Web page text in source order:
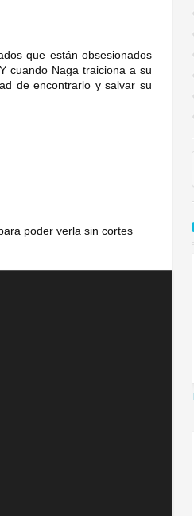
que están obsesionados
cuando Naga traiciona a su
de encontrarlo y salvar su
poder verla sin cortes